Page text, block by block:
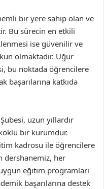
bir yere sahip olan ve
Bu sürecin en etkili
ise güvenilir ve
olmaktadır. Uğur
bu noktada öğrencilere
başarılarına katkıda
uzun yıllardır
bir kurumdur.
kadrosu ile öğrencilere
dershanemiz, her
eğitim programları
başarılarına destek